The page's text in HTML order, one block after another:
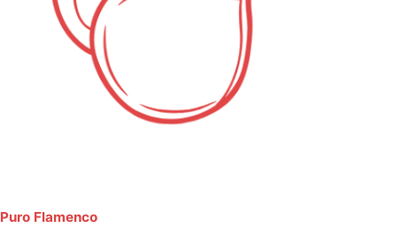
Puro Flamenco